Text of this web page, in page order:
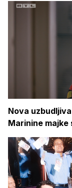
Nova
Marinine